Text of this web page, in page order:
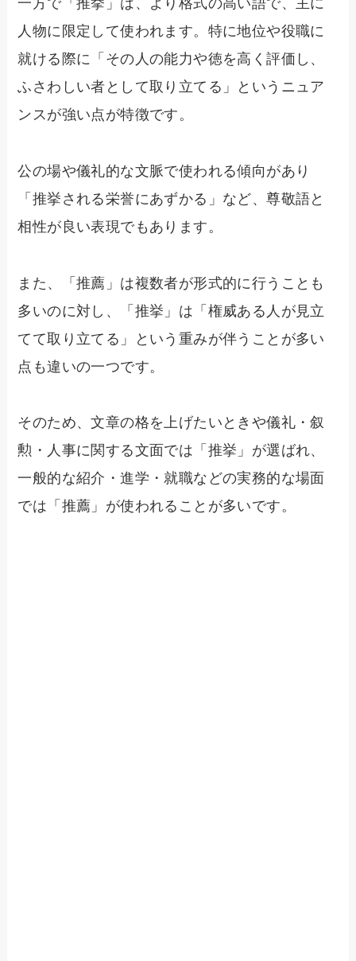
人物に限定して使われます。特に地位や役職に
就ける際に「その人の能力や徳を高く評価し、
ふさわしい者として取り立てる」というニュア
ンスが強い点が特徴です。
公の場や儀礼的な文脈で使われる傾向があり
「推挙される栄誉にあずかる」など、尊敬語と
相性が良い表現でもあります。
また、「推薦」は複数者が形式的に行うことも
多いのに対し、「推挙」は「権威ある人が見立
てて取り立てる」という重みが伴うことが多い
点も違いの一つです。
そのため、文章の格を上げたいときや儀礼・叙
勲・人事に関する文面では「推挙」が選ばれ、
一般的な紹介・進学・就職などの実務的な場面
では「推薦」が使われることが多いです。